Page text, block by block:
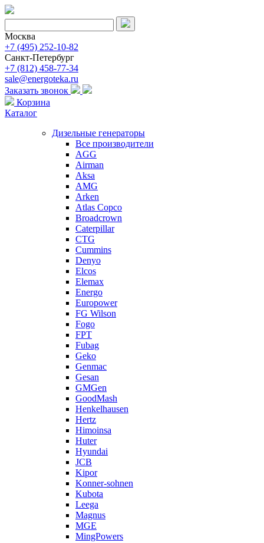
Москва
+7 (495) 252-10-82
Санкт-Петербург
+7 (812) 458-77-34
sale@energoteka.ru
Заказать звонок
Корзина
Каталог
Дизельные генераторы
Все производители
AGG
Airman
Aksa
AMG
Arken
Atlas Copco
Broadcrown
Caterpillar
CTG
Cummins
Denyo
Elcos
Elemax
Energo
Europower
FG Wilson
Fogo
FPT
Fubag
Geko
Genmac
Gesan
GMGen
GoodMash
Henkelhausen
Hertz
Himoinsa
Huter
Hyundai
JCB
Kipor
Konner-sohnen
Kubota
Leega
Magnus
MGE
MingPowers